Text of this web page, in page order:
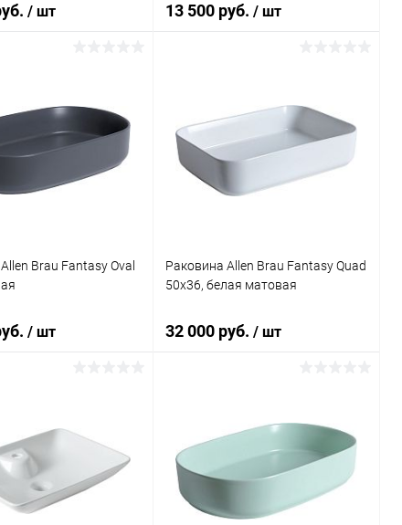
/ шт
1 клик Сравнение
Под заказ
13 500 руб./ шт
Купить в 1 клик Сравнение
В избранное Недоступно
Brau Fantasy Oval
/ шт
1 клик Сравнение
Недоступно
Раковина Allen Brau Fantasy Quad
50x36, белая матовая
32 000 руб./ шт
Купить в 1 клик Сравнение
В избранное Недоступно